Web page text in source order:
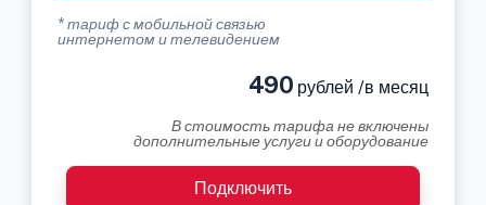
* тариф с мобильной связью
интернетом и телевидением
490 рублей /в месяц
В стоимость тарифа не включены
дополнительные услуги и оборудование
Подключить